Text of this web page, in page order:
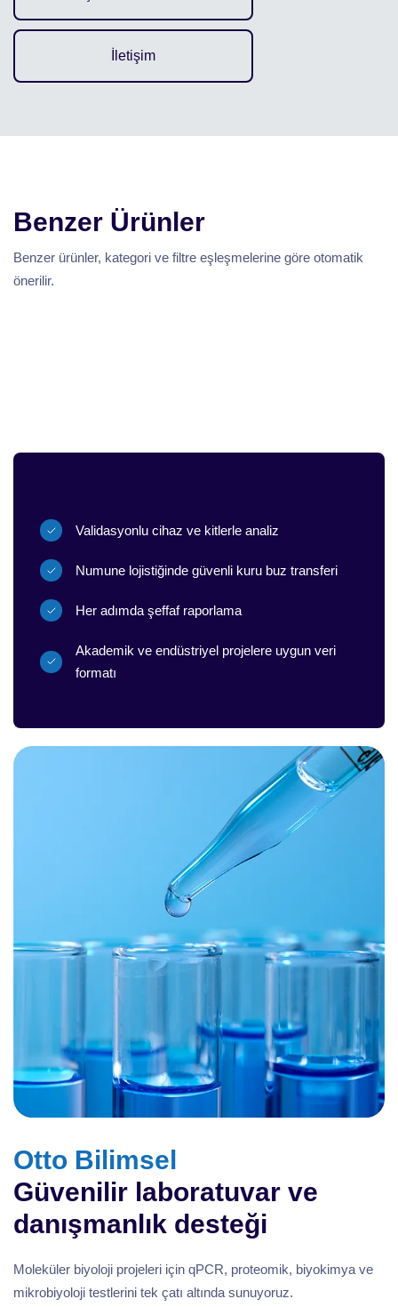
İletişim
Benzer Ürünler
Benzer ürünler, kategori ve filtre eşleşmelerine göre otomatik
önerilir.
Otto Bilimsel
Güvenilir laboratuvar ve
danışmanlık desteği
Moleküler biyoloji projeleri için qPCR, proteomik, biyokimya ve
mikrobiyoloji testlerini tek çatı altında sunuyoruz.
Validasyonlu cihaz ve kitlerle analiz
Numune lojistiğinde güvenli kuru buz transferi
Her adımda şeffaf raporlama
Akademik ve endüstriyel projelere uygun veri
formatı